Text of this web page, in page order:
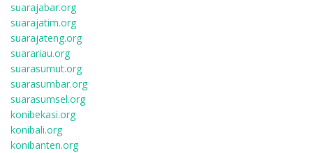
suarajabar.org
suarajatim.org
suarajateng.org
suarariau.org
suarasumut.org
suarasumbar.org
suarasumsel.org
konibekasi.org
konibali.org
konibanten.org